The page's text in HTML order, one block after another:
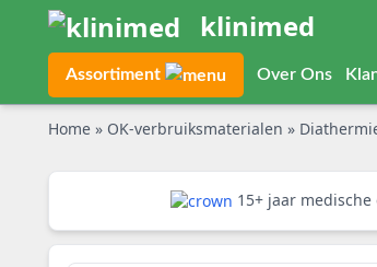
klinimed
Assortiment Over Ons
Home » OK-verbruiksmaterialen »
15+ jaar